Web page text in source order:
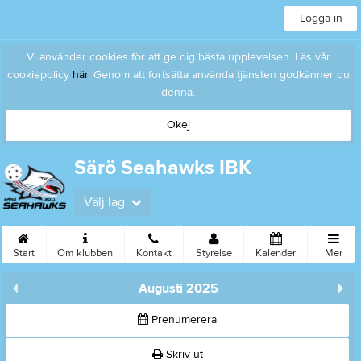
Logga in
Vi använder cookies för att ge dig bästa upplevelsen. Läs vår
cookiepolicy här. Genom att fortsätta använda tjänsten godkänner du
denna.
Okej
Särö Seahawks IBK
Välj lag
Start Om klubben Kontakt Styrelse Kalender Mer
Augusti 2025
Prenumerera
Skriv ut